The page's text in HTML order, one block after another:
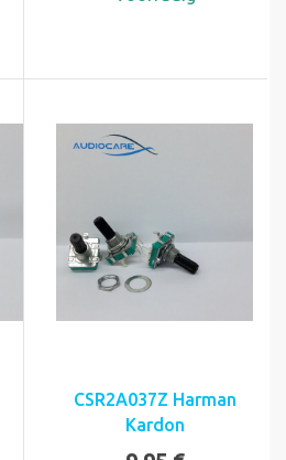
CSR2A037Z Harman
Kardon